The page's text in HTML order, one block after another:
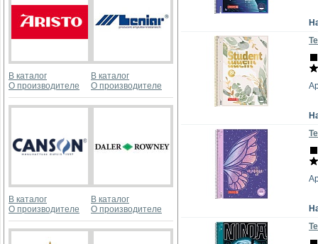
В каталог
О производителе
В каталог
О производителе
В каталог
О производителе
В каталог
О производителе